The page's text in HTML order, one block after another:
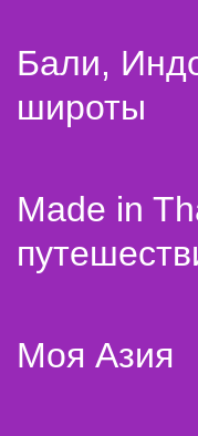
Бали,
широты
Made in
Моя Азия